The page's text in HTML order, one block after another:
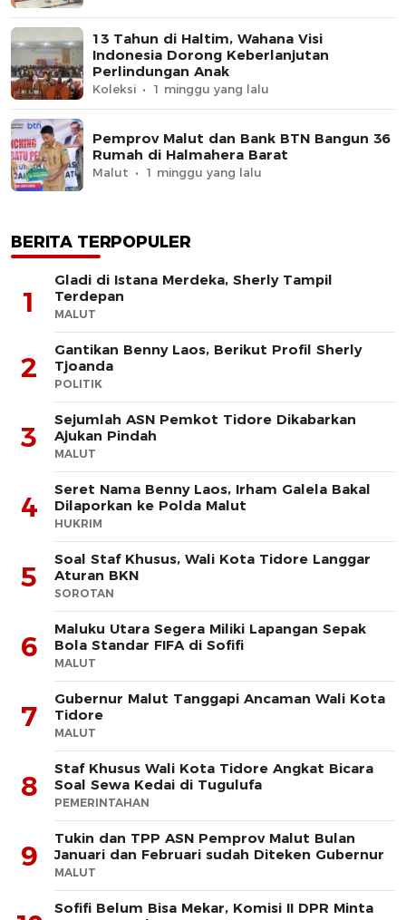
13 Tahun di Haltim, Wahana Visi
Indonesia Dorong Keberlanjutan
Perlindungan Anak
Koleksi 1 minggu yang lalu
Pemprov Malut dan Bank BTN Bangun 36
Rumah di Halmahera Barat
Malut 1 minggu yang lalu
BERITA TERPOPULER
1
Gladi di Istana Merdeka, Sherly Tampil
Terdepan
MALUT
2
Gantikan Benny Laos, Berikut Profil Sherly
Tjoanda
POLITIK
3
Sejumlah ASN Pemkot Tidore Dikabarkan
Ajukan Pindah
MALUT
4
Seret Nama Benny Laos, Irham Galela Bakal
Dilaporkan ke Polda Malut
HUKRIM
5
Soal Staf Khusus, Wali Kota Tidore Langgar
Aturan BKN
SOROTAN
6
Maluku Utara Segera Miliki Lapangan Sepak
Bola Standar FIFA di Sofifi
MALUT
7
Gubernur Malut Tanggapi Ancaman Wali Kota
Tidore
MALUT
8
Staf Khusus Wali Kota Tidore Angkat Bicara
Soal Sewa Kedai di Tugulufa
PEMERINTAHAN
9
Tukin dan TPP ASN Pemprov Malut Bulan
Januari dan Februari sudah Diteken Gubernur
MALUT
Sofifi Belum Bisa Mekar, Komisi II DPR Minta